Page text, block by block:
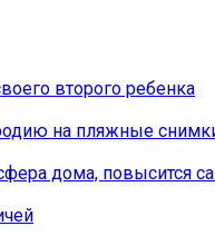
второго ребенка
на пляжные
дома, повысится